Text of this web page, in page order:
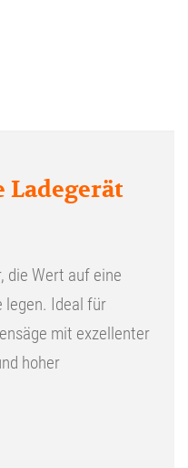
Ladegerät
die Wert auf eine
legen. Ideal für
mit exzellenter
hoher